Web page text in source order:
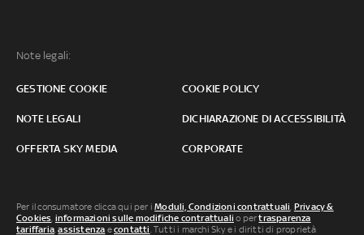
Note legali:
GESTIONE COOKIE COOKIE POLICY
NOTE LEGALI DICHIARAZIONE DI ACCESSIBILITÀ
OFFERTA SKY MEDIA CORPORATE
Per il consumatore clicca qui per iModuli, Condizioni contrattuali, Privacy &
Cookies, informazioni sulle modifiche contrattuali o pertrasparenza
tariffaria,assistenza econtatti. Tutti i marchi Sky e i diritti di proprietà